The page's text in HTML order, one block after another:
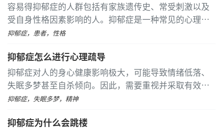
容易得抑郁症的人群包括有家族遗传史、常受刺激以及
受自身性格因素影响的人。抑郁症是一种常见的心理疾
病，患者通常会表现出情绪激动和自杀倾向等症状，这
抑郁症，患者，性格
抑郁症怎么进行心理疏导
抑郁症对人的身心健康影响极大，可能导致情绪低落、
失眠多梦甚至自杀倾向。因此，需要重视并采取有效措
施进行治疗。心理疏导是抑郁症治疗中的重要环节。 平
快舒畅的音乐能让人放松心情
抑郁症，失眠多梦，精神
抑郁症为什么会跳楼